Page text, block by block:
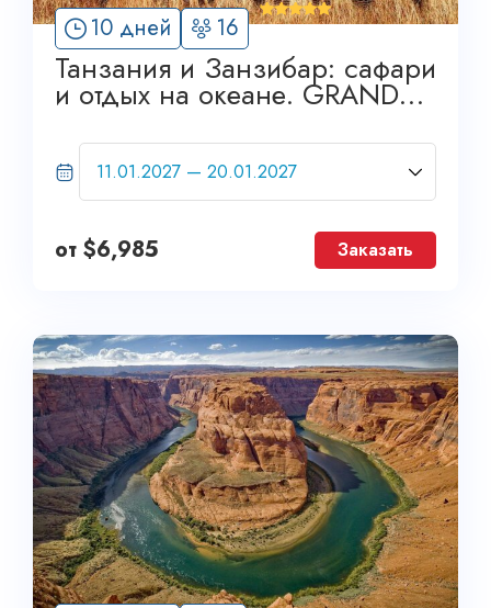
10 дней 16
'
Танзания и Занзибар: cафари
и отдых на океане. GRAND
TOUR
от $6,985 Заказать